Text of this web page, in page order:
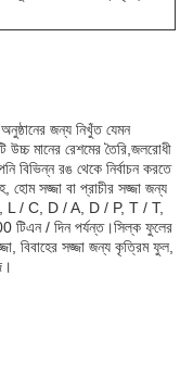
জন্য নিখুঁত যেমন
উচ্চ মানের রেশমের তৈরি,জলরোধী
বিভিন্ন রঙ থেকে নির্বাচন করতে
হোম সজ্জা বা প্রাচীর সজ্জা জন্য
L / C, D / A, D / P, T / T,
টিএন / দিন পর্যন্ত।সিল্ক ফুলের
বিবাহের সজ্জা জন্য কৃত্রিম ফুল,